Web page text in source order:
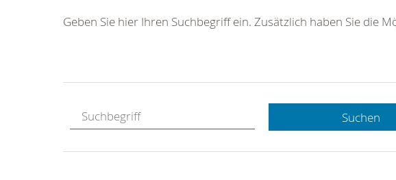
Hotline.
gerne.
Geben Sie hier Ihren Suchbegriff ein. Zusätzlich haben Sie die
Suchen